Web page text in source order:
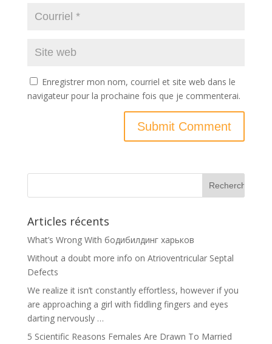
Enregistrer mon nom, courriel et site web dans le
navigateur pour la prochaine fois que je commenterai.
Articles récents
What’s Wrong With бодибилдинг харьков
Without a doubt more info on Atrioventricular Septal
Defects
We realize it isn’t constantly effortless, however if you
are approaching a girl with fiddling fingers and eyes
darting nervously …
5 Scientific Reasons Females Are Drawn To Married